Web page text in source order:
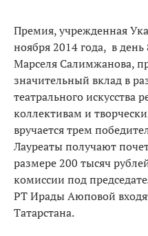
Премия, учрежденная
ноября 2014 года, в
Марселя Салимжанова,
значительный вклад в
театрального искусства
коллективам и
вручается трем
Лауреаты получают
размере 200 тысяч
комиссии под
РТ Ирады Аюповой
Татарстана.